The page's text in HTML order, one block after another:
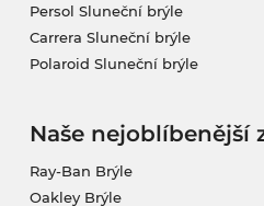
Persol Sluneční brýle
Carrera Sluneční brýle
Polaroid Sluneční brýle
Naše nejoblíbenější
Ray-Ban Brýle
Oakley Brýle